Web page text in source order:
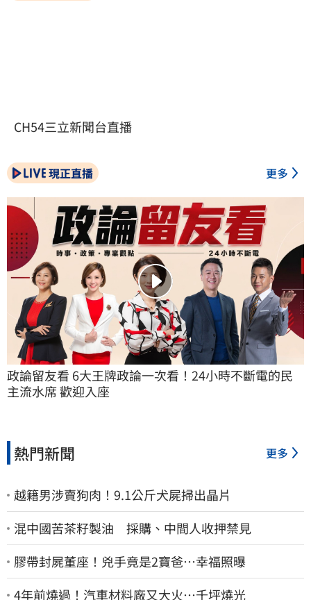
CH54三立新聞台直播
現正直播 更多
政論留友看 6大王牌政論一次看！24小時不斷電的民
主流水席 歡迎入座
熱門新聞 更多
越籍男涉賣狗肉！9.1公斤犬屍掃出晶片
混中國苦茶籽製油 採購、中間人收押禁見
膠帶封屍董座！兇手竟是2寶爸…幸福照曝
4年前燒過！汽車材料廠又大火…千坪燒光